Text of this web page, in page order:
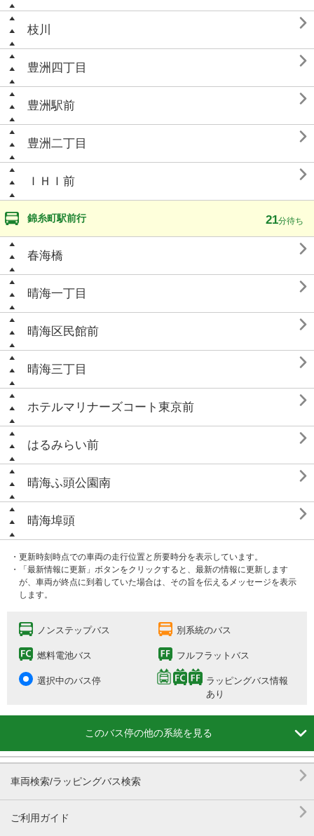
枝川 
豊洲四丁目 
豊洲駅前 
豊洲二丁目 
ＩＨＩ前 
錦糸町駅前行 21分待ち
春海橋 
晴海一丁目 
晴海区民館前 
晴海三丁目 
ホテルマリナーズコート東京前 
はるみらい前 
晴海ふ頭公園南 
晴海埠頭 
・更新時刻時点での車両の走行位置と所要時分を表示しています。
・「最新情報に更新」ボタンをクリックすると、最新の情報に更新します
が、車両が終点に到着していた場合は、その旨を伝えるメッセージを表示
します。
ノンステップバス 別系統のバス
燃料電池バス フルフラットバス
選択中のバス停
ラッピングバス情報
あり
このバス停の他の系統を見る 
車両検索/ラッピングバス検索 
ご利用ガイド 